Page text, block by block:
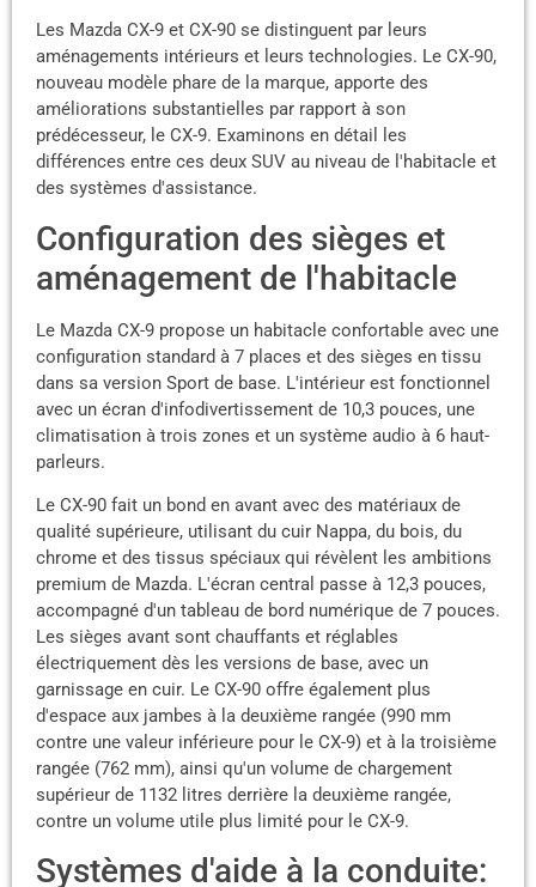
Les Mazda CX-9 et CX-90 se distinguent par leurs
aménagements intérieurs et leurs technologies. Le CX-90,
nouveau modèle phare de la marque, apporte des
améliorations substantielles par rapport à son
prédécesseur, le CX-9. Examinons en détail les
différences entre ces deux SUV au niveau de l'habitacle et
des systèmes d'assistance.
Configuration des sièges et
aménagement de l'habitacle
Le Mazda CX-9 propose un habitacle confortable avec une
configuration standard à 7 places et des sièges en tissu
dans sa version Sport de base. L'intérieur est fonctionnel
avec un écran d'infodivertissement de 10,3 pouces, une
climatisation à trois zones et un système audio à 6 haut-
parleurs.
Le CX-90 fait un bond en avant avec des matériaux de
qualité supérieure, utilisant du cuir Nappa, du bois, du
chrome et des tissus spéciaux qui révèlent les ambitions
premium de Mazda. L'écran central passe à 12,3 pouces,
accompagné d'un tableau de bord numérique de 7 pouces.
Les sièges avant sont chauffants et réglables
électriquement dès les versions de base, avec un
garnissage en cuir. Le CX-90 offre également plus
d'espace aux jambes à la deuxième rangée (990 mm
contre une valeur inférieure pour le CX-9) et à la troisième
rangée (762 mm), ainsi qu'un volume de chargement
supérieur de 1132 litres derrière la deuxième rangée,
contre un volume utile plus limité pour le CX-9.
Systèmes d'aide à la conduite: